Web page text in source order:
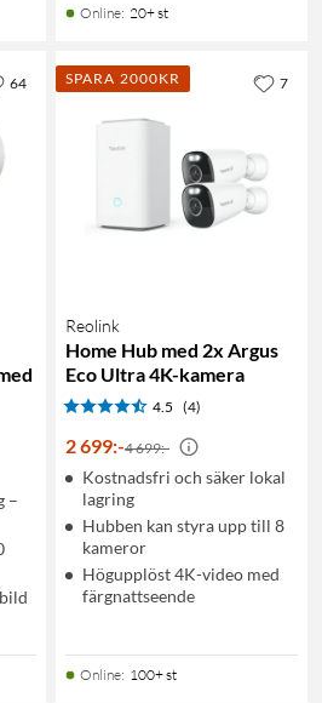
Online: 20+ st
–
64 SPARA 2000KR
Reolink
Home Hub med 2x Argus
Eco Ultra 4K-kamera
4.5 (4)
2 699:-4 699:-
Kostnadsfri och säker lokal
lagring
Hubben kan styra upp till 8
kameror
Högupplöst 4K-video med
färgnattseende
Online: 100+ st
7